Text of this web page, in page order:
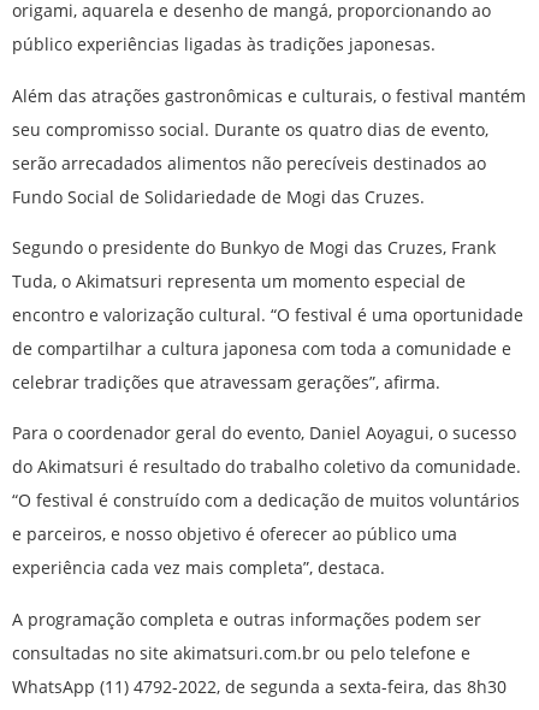
origami, aquarela e desenho de mangá, proporcionando ao
público experiências ligadas às tradições japonesas.
Além das atrações gastronômicas e culturais, o festival mantém
seu compromisso social. Durante os quatro dias de evento,
serão arrecadados alimentos não perecíveis destinados ao
Fundo Social de Solidariedade de Mogi das Cruzes.
Segundo o presidente do Bunkyo de Mogi das Cruzes, Frank
Tuda, o Akimatsuri representa um momento especial de
encontro e valorização cultural. “O festival é uma oportunidade
de compartilhar a cultura japonesa com toda a comunidade e
celebrar tradições que atravessam gerações”, afirma.
Para o coordenador geral do evento, Daniel Aoyagui, o sucesso
do Akimatsuri é resultado do trabalho coletivo da comunidade.
“O festival é construído com a dedicação de muitos voluntários
e parceiros, e nosso objetivo é oferecer ao público uma
experiência cada vez mais completa”, destaca.
A programação completa e outras informações podem ser
consultadas no site akimatsuri.com.br ou pelo telefone e
WhatsApp (11) 4792-2022, de segunda a sexta-feira, das 8h30